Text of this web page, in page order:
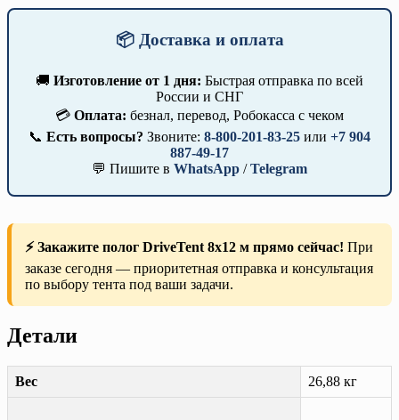
📦 Доставка и оплата
🚚 Изготовление от 1 дня: Быстрая отправка по всей
России и СНГ
💳 Оплата: безнал, перевод, Робокасса с чеком
📞 Есть вопросы? Звоните: 8-800-201-83-25 или +7 904
887-49-17
💬 Пишите в WhatsApp /Telegram
⚡ Закажите полог DriveTent 8х12 м прямо сейчас! При
заказе сегодня — приоритетная отправка и консультация
по выбору тента под ваши задачи.
Детали
Вес 26,88 кг